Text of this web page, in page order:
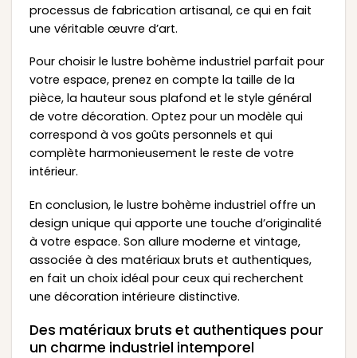
processus de fabrication artisanal, ce qui en fait
une véritable œuvre d’art.
Pour choisir le lustre bohème industriel parfait pour
votre espace, prenez en compte la taille de la
pièce, la hauteur sous plafond et le style général
de votre décoration. Optez pour un modèle qui
correspond à vos goûts personnels et qui
complète harmonieusement le reste de votre
intérieur.
En conclusion, le lustre bohème industriel offre un
design unique qui apporte une touche d’originalité
à votre espace. Son allure moderne et vintage,
associée à des matériaux bruts et authentiques,
en fait un choix idéal pour ceux qui recherchent
une décoration intérieure distinctive.
Des matériaux bruts et authentiques pour
un charme industriel intemporel